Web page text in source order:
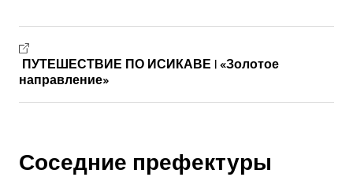
ПУТЕШЕСТВИЕ ПО ИСИКАВЕ | «Золотое
направление»
Соседние префектуры